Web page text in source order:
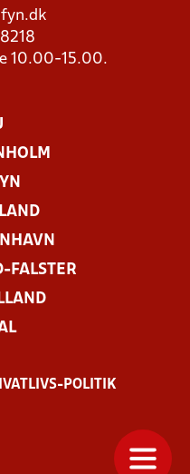
10.00-15.00.
FALSTER
POLITIK